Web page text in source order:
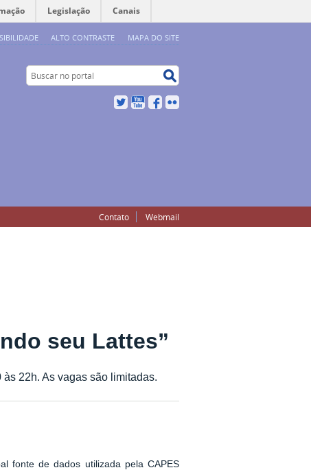
ALTO CONTRASTE MAPA DO SITE
Legislação Canais
Buscar no portal
TwitterYouTubeFacebook
Contato Webmail
seu Lattes”
22h. As vagas são limitadas.
fonte de dados utilizada pela CAPES